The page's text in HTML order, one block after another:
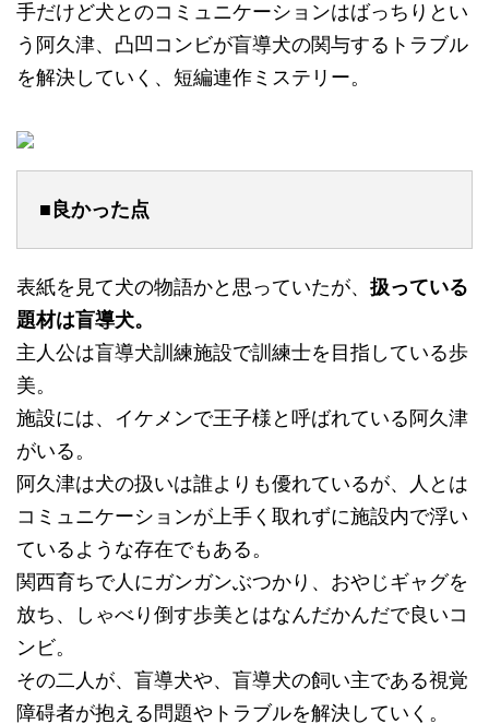
手だけど犬とのコミュニケーションはばっちりとい
う阿久津、凸凹コンビが盲導犬の関与するトラブル
を解決していく、短編連作ミステリー。
■良かった点
表紙を見て犬の物語かと思っていたが、 扱っている
題材は盲導犬。
主人公は盲導犬訓練施設で訓練士を目指している歩
美。
施設には、イケメンで王子様と呼ばれている阿久津
がいる。
阿久津は犬の扱いは誰よりも優れているが、人とは
コミュニケーションが上手く取れずに施設内で浮い
ているような存在でもある。
関西育ちで人にガンガンぶつかり、おやじギャグを
放ち、しゃべり倒す歩美とはなんだかんだで良いコ
ンビ。
その二人が、盲導犬や、盲導犬の飼い主である視覚
障碍者が抱える問題やトラブルを解決していく。